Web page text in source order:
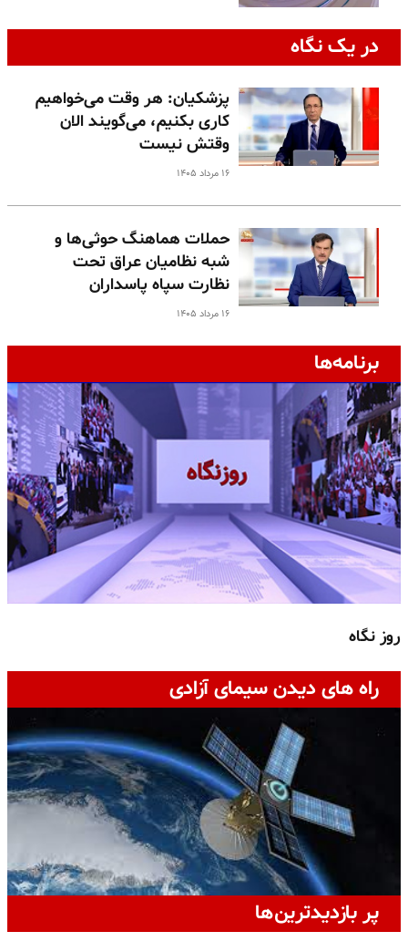
در یک نگاه
پزشکیان: هر وقت می‌خواهیم
کاری بکنیم، می‌گویند الان
وقتش نیست
۱۶ مرداد ۱۴۰۵
حملات هماهنگ حوثی‌ها و
شبه نظامیان عراق تحت
نظارت سپاه پاسداران
۱۶ مرداد ۱۴۰۵
برنامه‌ها
روز نگاه
راه های دیدن سیمای آزادی
پر بازدیدترین‌ها